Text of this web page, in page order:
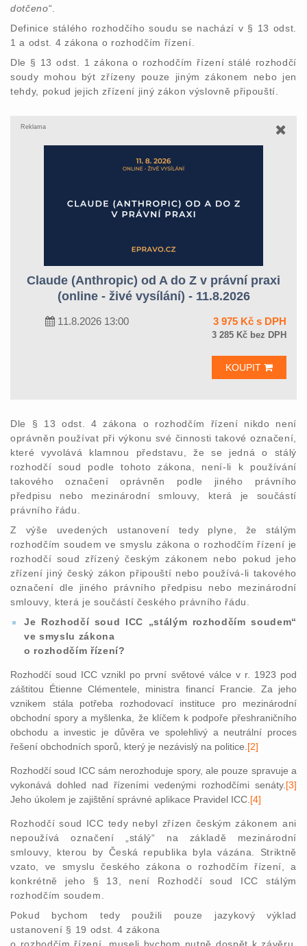
dotčeno“.
Definice stálého rozhodčího soudu se nachází v § 13 odst.
1 a odst. 4 zákona o rozhodčím řízení.
Dle § 13 odst. 1 zákona o rozhodčím řízení stálé rozhodčí
soudy mohou být zřízeny pouze jiným zákonem nebo jen
tehdy, pokud jejich zřízení jiný zákon výslovně připouští.
Reklama
Claude (Anthropic) od A do Z v právní praxi
(online - živé vysílání) - 11.8.2026
11.8.2026 13:00 3 975 Kč s DPH
3 285 Kč bez DPH
KOUPIT
Dle § 13 odst. 4 zákona o rozhodčím řízení nikdo není
oprávněn používat při výkonu své činnosti takové označení,
které vyvolává klamnou představu, že se jedná o stálý
rozhodčí soud podle tohoto zákona, není-li k používání
takového označení oprávněn podle jiného právního
předpisu nebo mezinárodní smlouvy, která je součástí
právního řádu.
Z výše uvedených ustanovení tedy plyne, že stálým
rozhodčím soudem ve smyslu zákona o rozhodčím řízení je
rozhodčí soud zřízený českým zákonem nebo pokud jeho
zřízení jiný český zákon připouští nebo používá-li takového
označení dle jiného právního předpisu nebo mezinárodní
smlouvy, která je součástí českého právního řádu.
Je Rozhodčí soud ICC „stálým rozhodčím soudem“
ve smyslu zákona
o rozhodčím řízení?
Rozhodčí soud ICC vznikl po první světové válce v r. 1923 pod
záštitou Étienne Clémentele, ministra financí Francie. Za jeho
vznikem stála potřeba rozhodovací instituce pro mezinárodní
obchodní spory a myšlenka, že klíčem k podpoře přeshraničního
obchodu a investic je důvěra ve spolehlivý a neutrální proces
řešení obchodních sporů, který je nezávislý na politice. [2]
Rozhodčí soud ICC sám nerozhoduje spory, ale pouze spravuje a
vykonává dohled nad řízeními vedenými rozhodčími senáty. [3]
Jeho úkolem je zajištění správné aplikace Pravidel ICC. [4]
Rozhodčí soud ICC tedy nebyl zřízen českým zákonem ani
nepoužívá označení „stálý“ na základě mezinárodní
smlouvy, kterou by Česká republika byla vázána. Striktně
vzato, ve smyslu českého zákona o rozhodčím řízení, a
konkrétně jeho § 13, není Rozhodčí soud ICC stálým
rozhodčím soudem.
Pokud bychom tedy použili pouze jazykový výklad
ustanovení § 19 odst. 4 zákona